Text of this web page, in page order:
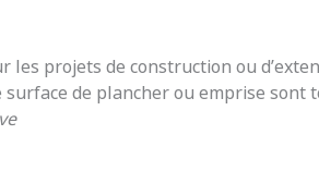
projets de construction ou
surface de plancher ou emprise